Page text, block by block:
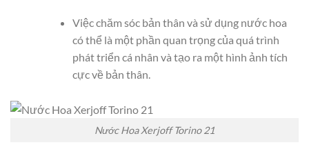
Việc chăm sóc bản thân và sử dụng nước hoa
có thể là một phần quan trọng của quá trình
phát triển cá nhân và tạo ra một hình ảnh tích
cực về bản thân.
Nước Hoa Xerjoff Torino 21